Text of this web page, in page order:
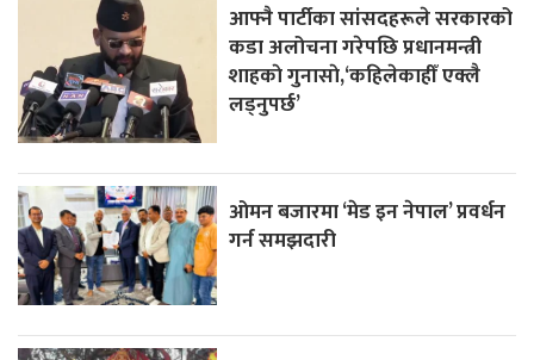
आफ्नै पार्टीका सांसदहरूले सरकारको
कडा अलोचना गरेपछि प्रधानमन्त्री
शाहकाे गुनासाे,‘कहिलेकाहीँ एक्लै
लड्नुपर्छ’
ओमन बजारमा ‘मेड इन नेपाल’ प्रवर्धन
गर्न समझदारी